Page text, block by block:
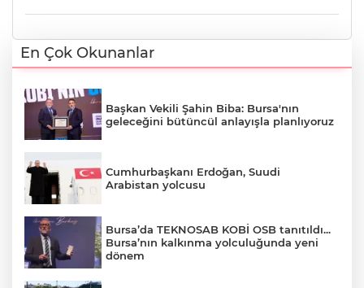
En Çok Okunanlar
Başkan Vekili Şahin Biba: Bursa'nın
geleceğini bütüncül anlayışla planlıyoruz
Cumhurbaşkanı Erdoğan, Suudi
Arabistan yolcusu
Bursa’da TEKNOSAB KOBİ OSB tanıtıldı...
Bursa’nın kalkınma yolculuğunda yeni
dönem